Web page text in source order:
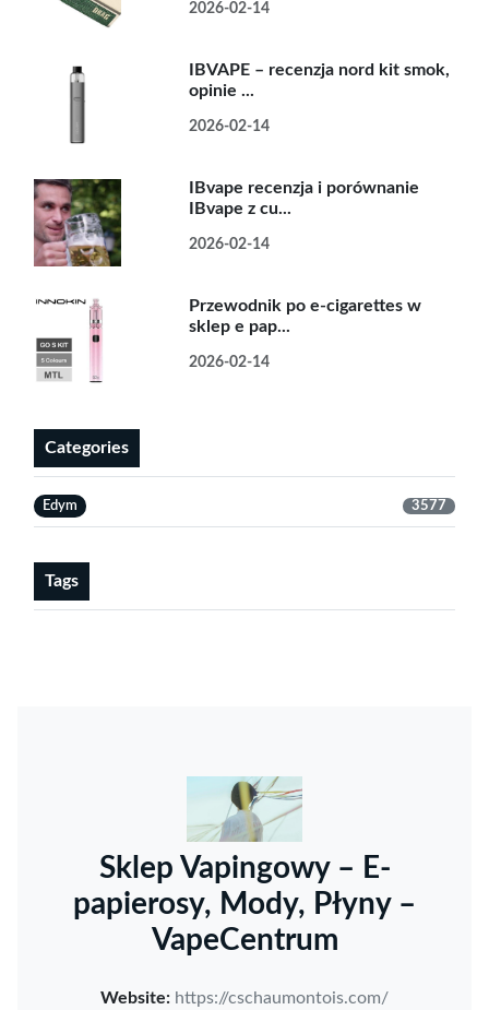
2026-02-14
IBVAPE – recenzja nord kit smok,
opinie ...
2026-02-14
IBvape recenzja i porównanie
IBvape z cu...
2026-02-14
Przewodnik po e-cigarettes w
sklep e pap...
2026-02-14
Categories
Edym 3577
Tags
Sklep Vapingowy – E-
papierosy, Mody, Płyny –
VapeCentrum
Website: https://cschaumontois.com/